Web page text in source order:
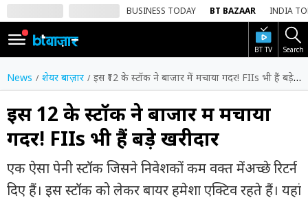
BUSINESS TODAY BT BAZAAR INDIA
BT TV Search
SIGN
IN
Dark
Mode
होम
शेयर
बाज़ार
News शेयर बाज़ार इस ₹12 के स्टॉक ने बाजार में मचाया गदर! FIIs भी हैं बड़े खरीदार
इस ₹12 के स्टॉक ने बाजार में मचाया
गदर! FIIs भी हैं बड़े खरीदार
एक ऐसा पेनी स्टॉक जिसने निवेशकों कम वक्त मेंअच्छे रिटर्न
दिए हैं। इस स्टॉक को लेकर बायर हमेशा एक्टिव रहते हैं। यहां